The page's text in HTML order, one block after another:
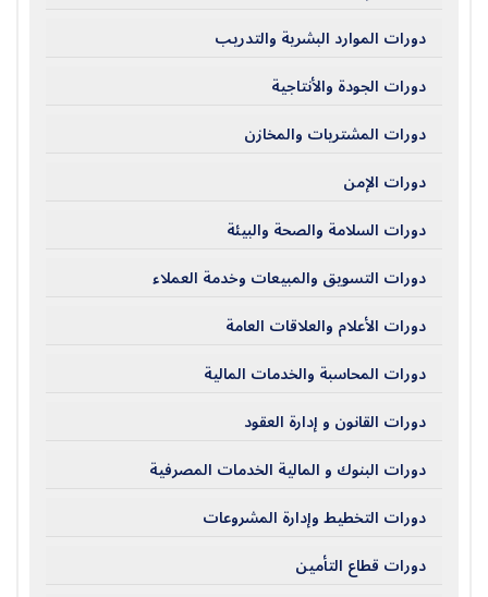
دورات الموارد البشرية والتدريب
دورات الجودة والأنتاجية
دورات المشتريات والمخازن
دورات الإمن
دورات السلامة والصحة والبيئة
دورات التسويق والمبيعات وخدمة العملاء
دورات الأعلام والعلاقات العامة
دورات المحاسبة والخدمات المالية
دورات القانون و إدارة العقود
دورات البنوك و المالية الخدمات المصرفية
دورات التخطيط وإدارة المشروعات
دورات قطاع التأمين